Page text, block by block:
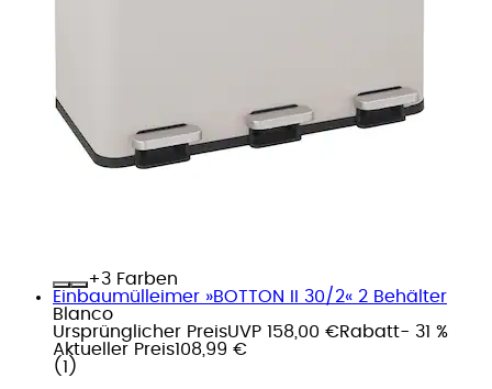
+
Farben
Einbaumülleimer »BOTTON II 30/2« 2 Behälter
Blanco
Ursprünglicher PreisUVP 158,00 €Rabatt- 31 %
Aktueller Preis108,99 €
( 1 )